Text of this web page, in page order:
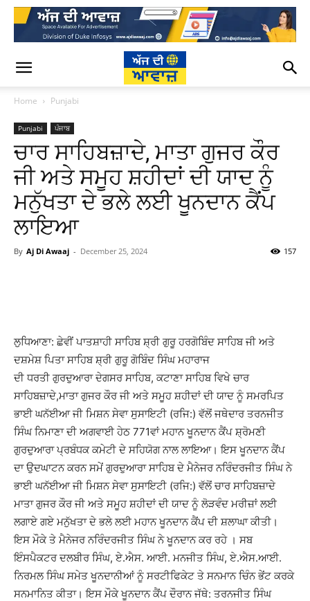
Home Punjabi
Punjabi ਪੰਜਾਬ
ਚਾਰ ਸਾਹਿਬਜ਼ਾਦੇ, ਮਾਤਾ ਗੁਜਰ ਕੌਰ
ਜੀ ਅਤੇ ਸਮੂਹ ਸ਼ਹੀਦਾਂ ਦੀ ਯਾਦ ਨੂੰ
ਮਨੁੱਖਤਾ ਦੇ ਭਲੇ ਲਈ ਖੂਨਦਾਨ ਕੈਂਪ
ਲਾਇਆ
By Aj Di Awaaj - December 25, 2024 157
ਲੁਧਿਆਣਾ: ਛੇਵੀਂ ਪਾਤਸ਼ਾਹੀ ਸਾਹਿਬ ਸ਼੍ਰੀ ਗੁਰੂ ਹਰਗੋਬਿੰਦ ਸਾਹਿਬ ਜੀ ਅਤੇ
ਦਸ਼ਮੇਸ਼ ਪਿਤਾ ਸਾਹਿਬ ਸ਼੍ਰੀ ਗੁਰੂ ਗੋਬਿੰਦ ਸਿੰਘ ਮਹਾਰਾਜ
ਦੀ ਧਰਤੀ ਗੁਰਦੁਆਰਾ ਦੇਗਸਰ ਸਾਹਿਬ, ਕਟਾਣਾ ਸਾਹਿਬ ਵਿਖੇ ਚਾਰ
ਸਾਹਿਬਜ਼ਾਦੇ,ਮਾਤਾ ਗੁਜਰ ਕੌਰ ਜੀ ਅਤੇ ਸਮੂਹ ਸ਼ਹੀਦਾਂ ਦੀ ਯਾਦ ਨੂੰ ਸਮਰਪਿਤ
ਭਾਈ ਘਨੱਈਆ ਜੀ ਮਿਸ਼ਨ ਸੇਵਾ ਸੁਸਾਇਟੀ (ਰਜਿ:) ਵੱਲੋਂ ਜਥੇਦਾਰ ਤਰਨਜੀਤ
ਸਿੰਘ ਨਿਮਾਣਾ ਦੀ ਅਗਵਾਈ ਹੇਠ 771ਵਾਂ ਮਹਾਨ ਖੂਨਦਾਨ ਕੈਂਪ ਸ਼੍ਰੋਮਣੀ
ਗੁਰਦੁਆਰਾ ਪ੍ਰਬੰਧਕ ਕਮੇਟੀ ਦੇ ਸਹਿਯੋਗ ਨਾਲ ਲਾਇਆ। ਇਸ ਖੂਨਦਾਨ ਕੈਂਪ
ਦਾ ਉਦਘਾਟਨ ਕਰਨ ਸਮੇਂ ਗੁਰਦੁਆਰਾ ਸਾਹਿਬ ਦੇ ਮੈਨੇਜਰ ਨਰਿੰਦਰਜੀਤ ਸਿੰਘ ਨੇ
ਭਾਈ ਘਨੱਈਆ ਜੀ ਮਿਸ਼ਨ ਸੇਵਾ ਸੁਸਾਇਟੀ (ਰਜਿ:) ਵੱਲੋਂ ਚਾਰ ਸਾਹਿਬਜ਼ਾਦੇ
ਮਾਤਾ ਗੁਜਰ ਕੌਰ ਜੀ ਅਤੇ ਸਮੂਹ ਸ਼ਹੀਦਾਂ ਦੀ ਯਾਦ ਨੂੰ ਲੋੜਵੰਦ ਮਰੀਜ਼ਾਂ ਲਈ
ਲਗਾਏ ਗਏ ਮਨੁੱਖਤਾ ਦੇ ਭਲੇ ਲਈ ਮਹਾਨ ਖੂਨਦਾਨ ਕੈਂਪ ਦੀ ਸ਼ਲਾਘਾ ਕੀਤੀ।
ਇਸ ਮੌਕੇ ਤੇ ਮੈਨੇਜਰ ਨਰਿੰਦਰਜੀਤ ਸਿੰਘ ਨੇ ਖੂਨਦਾਨ ਕਰ ਰਹੇ । ਸਬ
ਇੰਸਪੈਕਟਰ ਦਲਬੀਰ ਸਿੰਘ, ਏ.ਐਸ. ਆਈ. ਮਨਜੀਤ ਸਿੰਘ, ਏ.ਐਸ.ਆਈ.
ਨਿਰਮਲ ਸਿੰਘ ਸਮੇਤ ਖੂਨਦਾਨੀਆਂ ਨੂੰ ਸਰਟੀਫਿਕੇਟ ਤੇ ਸਨਮਾਨ ਚਿੰਨ ਭੇਂਟ ਕਰਕੇ
ਸਨਮਾਨਿਤ ਕੀਤਾ। ਇਸ ਮੌਕੇ ਖੂਨਦਾਨ ਕੈਂਪ ਦੌਰਾਨ ਜੱਥੇ: ਤਰਨਜੀਤ ਸਿੰਘ